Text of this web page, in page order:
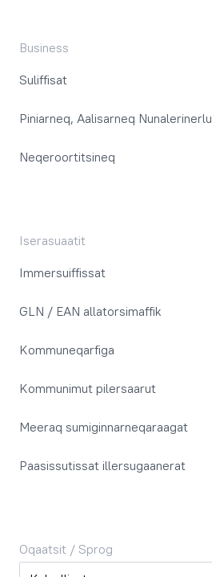
Business
Suliffisat
Piniarneq, Aalisarneq Nunalerinerlu
Neqeroortitsineq
Iserasuaatit
Immersuiffissat
GLN / EAN allatorsimaffik
Kommuneqarfiga
Kommunimut pilersaarut
Meeraq sumiginnarneqaraagat
Paasissutissat illersugaanerat
Oqaatsit / Sprog
Oqaatsit / Sprog